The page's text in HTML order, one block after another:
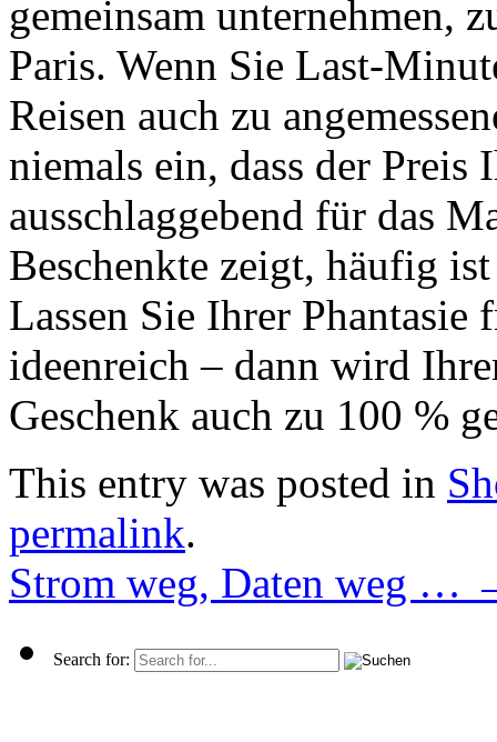
gemeinsam unternehmen,
Paris. Wenn Sie Last-
Reisen auch zu
niemals ein, dass der Preis
ausschlaggebend für das
Beschenkte zeigt, häufig
Lassen Sie Ihrer
ideenreich – dann wird
Geschenk auch zu 100 %
This entry was posted in
permalink.
Strom weg, Daten weg …
Search for: